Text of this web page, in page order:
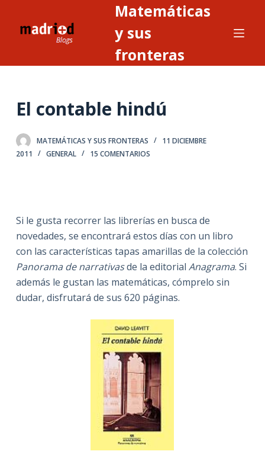
o
n
Matemáticas
y sus
fronteras
El contable hindú
MATEMÁTICAS Y SUS FRONTERAS
11 DICIEMBRE
2011
GENERAL 15 COMENTARIOS
Si le gusta recorrer las librerías en busca de
novedades, se encontrará estos días con un libro
con las características tapas amarillas de la colección
Panorama de narrativasde la editorial Anagrama. Si
además le gustan las matemáticas, cómprelo sin
dudar, disfrutará de sus 620 páginas.